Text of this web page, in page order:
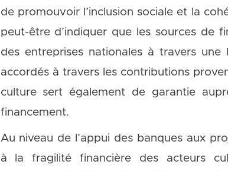
de promouvoir l’inclusion sociale et la
peut-être d’indiquer que les sources de
des entreprises nationales à travers
accordés à travers les contributions
culture sert également de garantie
financement.
Au niveau de l’appui des banques aux
à la fragilité financière des acteurs